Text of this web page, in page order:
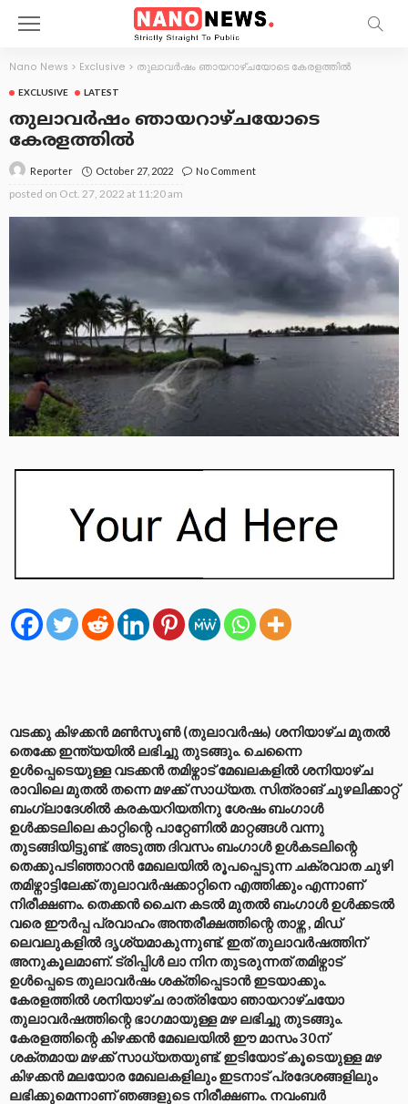
Nano News > Exclusive > തുലാവർഷം ഞായറാഴ്ചയോടെ കേരളത്തിൽ
EXCLUSIVE LATEST
തുലാവർഷം ഞായറാഴ്ചയോടെ
കേരളത്തിൽ
Reporter October 27, 2022 No Comment
posted on Oct. 27, 2022 at 11:20 am
വടക്കു കിഴക്കൻ മൺസൂൺ (തുലാവർഷം) ശനിയാഴ്ച മുതൽ
തെക്കേ ഇന്ത്യയിൽ ലഭിച്ചു തുടങ്ങും. ചെന്നൈ
ഉൾപ്പെടെയുള്ള വടക്കൻ തമിഴ്നാട് മേഖലകളിൽ ശനിയാഴ്ച
രാവിലെ മുതൽ തന്നെ മഴക്ക് സാധ്യത. സിത്രാങ് ചുഴലിക്കാറ്റ്
ബംഗ്ലാദേശിൽ കരകയറിയതിനു ശേഷം ബംഗാൾ
ഉൾക്കടലിലെ കാറ്റിന്റെ പാറ്റേണിൽ മാറ്റങ്ങൾ വന്നു
തുടങ്ങിയിട്ടുണ്ട്. അടുത്ത ദിവസം ബംഗാൾ ഉൾകടലിന്റെ
തെക്കുപടിഞ്ഞാറൻ മേഖലയിൽ രൂപപ്പെടുന്ന ചക്രവാത ചുഴി
തമിഴ്നാട്ടിലേക്ക് തുലാവർഷക്കാറ്റിനെ എത്തിക്കും എന്നാണ്
നിരീക്ഷണം. തെക്കൻ ചൈന കടൽ മുതൽ ബംഗാൾ ഉൾക്കടൽ
വരെ ഈർപ്പ പ്രവാഹം അന്തരീക്ഷത്തിന്റെ താഴ്ന്ന , മിഡ്
ലെവലുകളിൽ ദൃശ്യമാകുന്നുണ്ട്. ഇത് തുലാവർഷത്തിന്
അനുകൂലമാണ്. ട്രിപ്പിൾ ലാ നിന തുടരുന്നത് തമിഴ്നാട്
ഉൾപ്പെടെ തുലാവർഷം ശക്തിപ്പെടാൻ ഇടയാക്കും.
കേരളത്തിൽ ശനിയാഴ്ച രാത്രിയോ ഞായറാഴ്ചയോ
തുലാവർഷത്തിന്റെ ഭാഗമായുള്ള മഴ ലഭിച്ചു തുടങ്ങും.
കേരളത്തിന്റെ കിഴക്കൻ മേഖലയിൽ ഈ മാസം 30ന്
ശക്തമായ മഴക്ക് സാധ്യതയുണ്ട്. ഇടിയോട് കൂടെയുള്ള മഴ
കിഴക്കൻ മലയോര മേഖലകളിലും ഇടനാട് പ്രദേശങ്ങളിലും
ലഭിക്കുമെന്നാണ് ഞങ്ങളുടെ നിരീക്ഷണം. നവംബർ